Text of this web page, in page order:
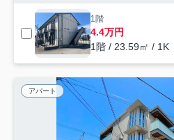
1階
4.4万円
1階 / 23.59㎡ / 1K
アパート